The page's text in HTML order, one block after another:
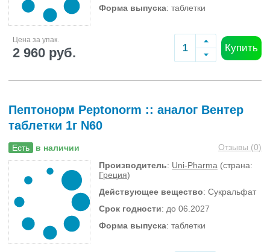
Форма выпуска: таблетки
Цена за упак.
2 960 руб. Купить
Пептонорм Peptonorm :: аналог Вентер
таблетки 1г N60
Есть в наличии Отзывы (0)
Производитель: Uni-Pharma (страна:
Греция)
Действующее вещество: Сукральфат
Срок годности: до 06.2027
Форма выпуска: таблетки